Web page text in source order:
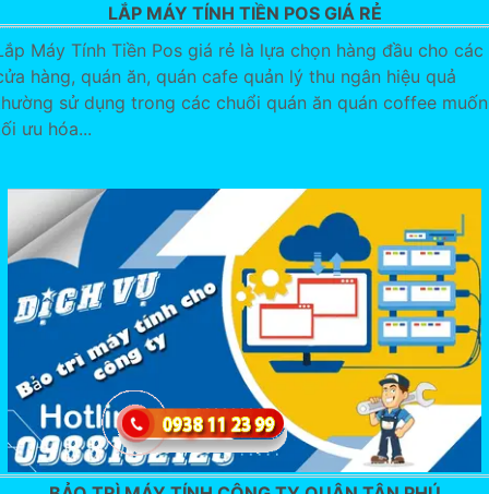
LẮP MÁY TÍNH TIỀN POS GIÁ RẺ
Máy Tính Tiền Pos giá rẻ là lựa chọn hàng đầu cho các
hàng, quán ăn, quán cafe quản lý thu ngân hiệu quả
sử dụng trong các chuổi quán ăn quán coffee muốn
ưu hóa...